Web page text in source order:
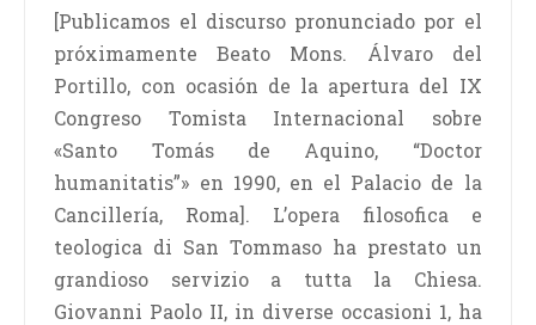
[Publicamos el discurso pronunciado por el
próximamente Beato Mons. Álvaro del
Portillo, con ocasión de la apertura del IX
Congreso Tomista Internacional sobre
«Santo Tomás de Aquino, “Doctor
humanitatis”» en 1990, en el Palacio de la
Cancillería, Roma]. L’opera filosofica e
teologica di San Tommaso ha prestato un
grandioso servizio a tutta la Chiesa.
Giovanni Paolo II, in diverse occasioni 1, ha